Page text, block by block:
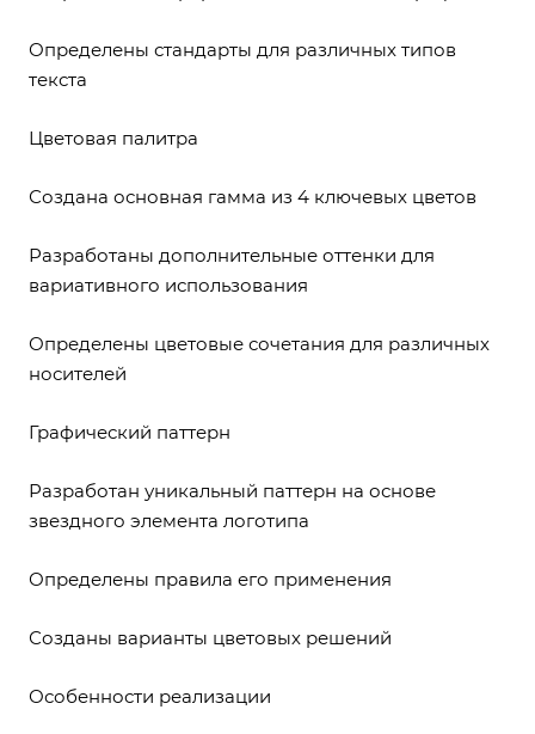
Определены стандарты для различных типов
текста
Цветовая палитра
Создана основная гамма из 4 ключевых цветов
Разработаны дополнительные оттенки для
вариативного использования
Определены цветовые сочетания для различных
носителей
Графический паттерн
Разработан уникальный паттерн на основе
звездного элемента логотипа
Определены правила его применения
Созданы варианты цветовых решений
Особенности реализации